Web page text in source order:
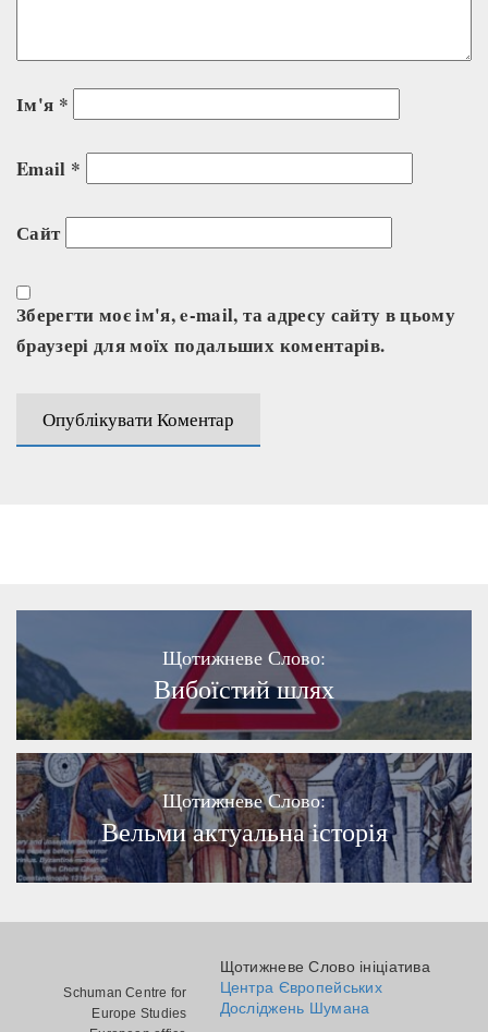
Ім'я *
Email *
Сайт
Зберегти моє ім'я, e-mail, та адресу сайту в цьому
браузері для моїх подальших коментарів.
Щотижневе Слово:
Вибоїстий шлях
Щотижневе Слово:
Вельми актуальна історія
Schuman Centre for
Europe Studies
Щотижневе Слово ініціатива
Центра Європейських
Досліджень Шумана